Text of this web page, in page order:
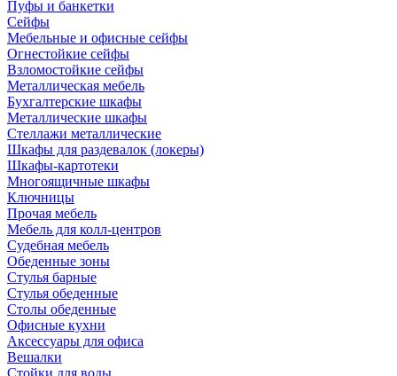
Пуфы и банкетки
Сейфы
Мебельные и офисные сейфы
Огнестойкие сейфы
Взломостойкие сейфы
Металлическая мебель
Бухгалтерские шкафы
Металлические шкафы
Стеллажи металлические
Шкафы для раздевалок (локеры)
Шкафы-картотеки
Многоящичные шкафы
Ключницы
Прочая мебель
Мебель для колл-центров
Судебная мебель
Обеденные зоны
Стулья барные
Стулья обеденные
Столы обеденные
Офисные кухни
Аксессуары для офиса
Вешалки
Стойки для воды